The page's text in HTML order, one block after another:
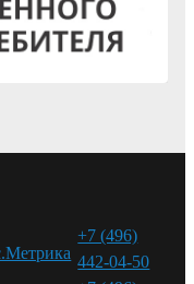
+7 (496)
442-04-50